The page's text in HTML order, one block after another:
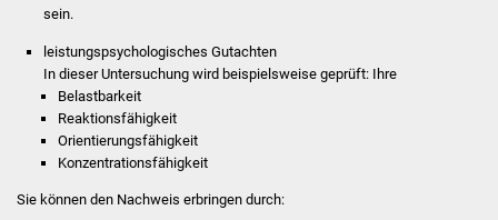
Gesundheit und Notfall
sein.
leistungspsychologisches Gutachten
In dieser Untersuchung wird beispielsweise geprüft: Ihre
Belastbarkeit
Reaktionsfähigkeit
Orientierungsfähigkeit
Konzentrationsfähigkeit
Sie können den Nachweis erbringen durch: